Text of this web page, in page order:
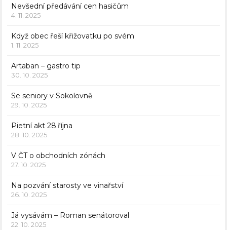
Nevšední předávání cen hasičům
4. 11. 2025
Když obec řeší křižovatku po svém
1. 11. 2025
Artaban – gastro tip
30. 10. 2025
Se seniory v Sokolovně
29. 10. 2025
Pietní akt 28.října
28. 10. 2025
V ČT o obchodních zónách
27. 10. 2025
Na pozvání starosty ve vinařství
26. 10. 2025
Já vysávám – Roman senátoroval
22. 10. 2025